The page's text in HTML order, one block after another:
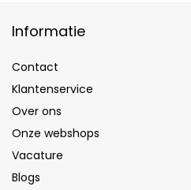
Informatie
Contact
Klantenservice
Over ons
Onze webshops
Vacature
Blogs